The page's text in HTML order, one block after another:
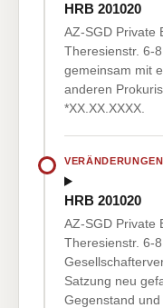
HRB 201020
AZ-SGD Private
Theresienstr. 6-
gemeinsam mit
anderen
*XX.XX.XXXX.
VERÄNDERUNGEN
HRB 201020
AZ-SGD Private
Theresienstr. 6-
Satzung neu
Gegenstand